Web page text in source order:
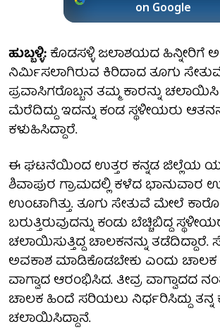
on Google
ಹುಬ್ಬಳ್ಳಿ:ಕೊಡಸಳ್ಳಿ ಜಲಾಶಯದ ಹಿನ್ನೀರಿಗೆ
ನಿರ್ಮಿಸಲಾಗಿರುವ ಕಿರಿದಾದ ತೂಗು
ಪ್ರವಾಸಿಗರೊಬ್ಬನ ತಮ್ಮ ಕಾರನ್ನು ಚಲಾಯಿಸಿ
ಮೆರೆದಿದ್ದು ಇದನ್ನು ಕಂಡ ಸ್ಥಳೀಯರು
ಕಳುಹಿಸಿದ್ದಾರೆ.
ಈ ಘಟನೆಯಿಂದ ಉತ್ತರ ಕನ್ನಡ ಜಿಲ್ಲೆಯ
ಶಿವಾಪುರ ಗ್ರಾಮದಲ್ಲಿ ಕಳೆದ ಭಾನುವಾರ
ಉಂಟಾಗಿತ್ತು. ತೂಗು ಸೇತುವೆ ಮೇಲೆ
ಬರುತ್ತಿರುವುದನ್ನು ಕಂಡು ಬೆಚ್ಚಿಬಿದ್ದ
ಚಲಾಯಿಸುತ್ತಿದ್ದ ಚಾಲಕನನ್ನು ತಡೆದಿದ್ದಾರೆ.
ಅವಕಾಶ ಮಾಡಿಕೊಡಬೇಕು ಎಂದು
ವಾಗ್ವಾದ ಆರಂಭಿಸಿದ. ತೀವ್ರ ವಾಗ್ವಾದದ
ಚಾಲಕ ಹಿಂದೆ ಸರಿಯಲು ನಿರ್ಧರಿಸಿದ್ದು ತನ್ನ
ಚಲಾಯಿಸಿದ್ದಾನೆ.